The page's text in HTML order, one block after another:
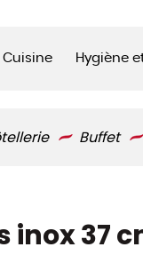
Cuisine Hygiène
Buffet
inox 37